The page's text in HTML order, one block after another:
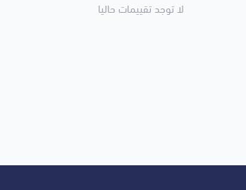
لا توجد تقييمات حاليا